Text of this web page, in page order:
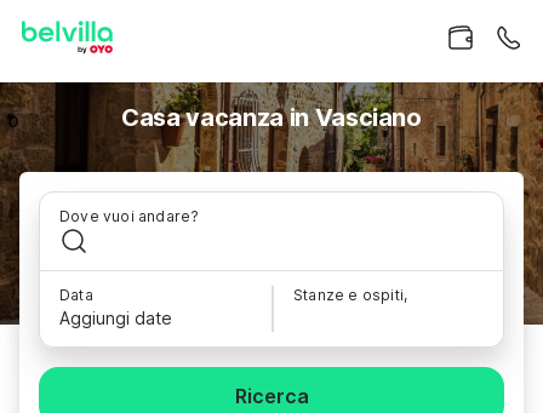
Casa vacanza in Vasciano
Dove vuoi andare?
Data
Aggiungi date
Stanze e ospiti,
Ricerca